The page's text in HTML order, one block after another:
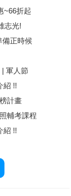
~66折起
志光!
備正時候
| 軍人節
紹 !!
計畫
輔考課程
紹 !!